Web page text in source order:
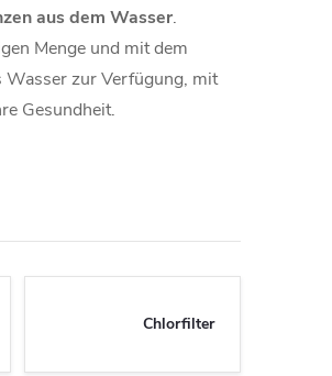
aus dem Wasser.
Menge und mit dem
Wasser zur Verfügung, mit
Gesundheit.
Chlorfilter